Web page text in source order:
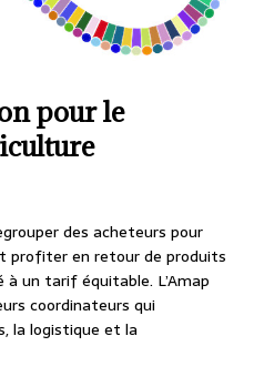
pour le
des acheteurs pour
profiter en retour de produits
un tarif équitable. L’Amap
coordinateurs qui
la logistique et la